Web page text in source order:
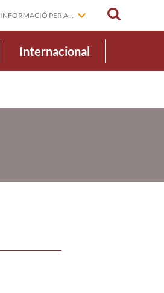
INFORMACIÓ PER A...
Internacional